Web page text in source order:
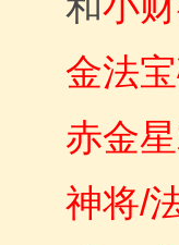
金法
赤金
神将/